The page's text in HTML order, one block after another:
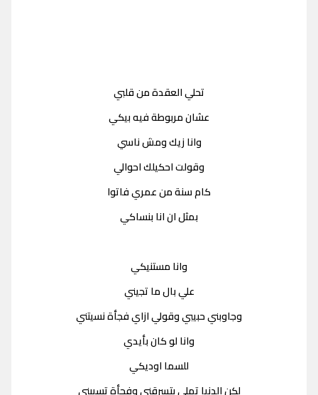
تحلي العقدة من قلبي
عشان مربوطة فيه بيكي
وانا زيك ومش ناسي
وقولت احكيلك احوالي
كام سنة من عمري فاتوا
بمثل ان انا بنساكي
وانا مستنيكي
علي بال ما تجيني
وجاوبني حبيبي وقولي ازاي فجأة نسيتني
وانا لو كان بأيدي
للسما اوديكي
لكن الدنيا تملي بتسرقني وفجأة تسيبني